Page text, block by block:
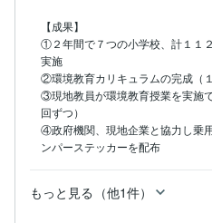
【成果】
①２年間で７つの小学校、計１１
実施
②環境教育カリキュラムの完成（
③現地教員が環境教育授業を実施
回ずつ）
④政府機関、現地企業と協力し乗
ンパーステッカーを配布
もっと見る（他1件）